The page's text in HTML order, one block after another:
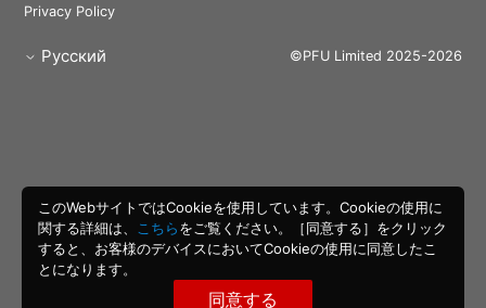
Privacy Policy
Русский ©PFU Limited 2025-2026
このWebサイトではCookieを使用しています。Cookieの使用に
関する詳細は、
こちらをご覧ください。［同意する］をクリック
すると、お客様のデバイスにおいてCookieの使用に同意したこ
とになります。
同意する